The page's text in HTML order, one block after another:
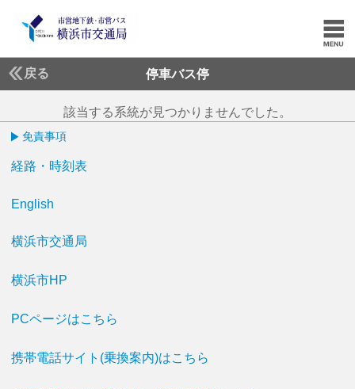
戻る 停車バス停
該当する系統が見つかりませんでした。
免責事項
経路・時刻表
English
横浜市交通局
横浜市HP
PCページはこちら
携帯電話サイト(乗換案内)はこちら